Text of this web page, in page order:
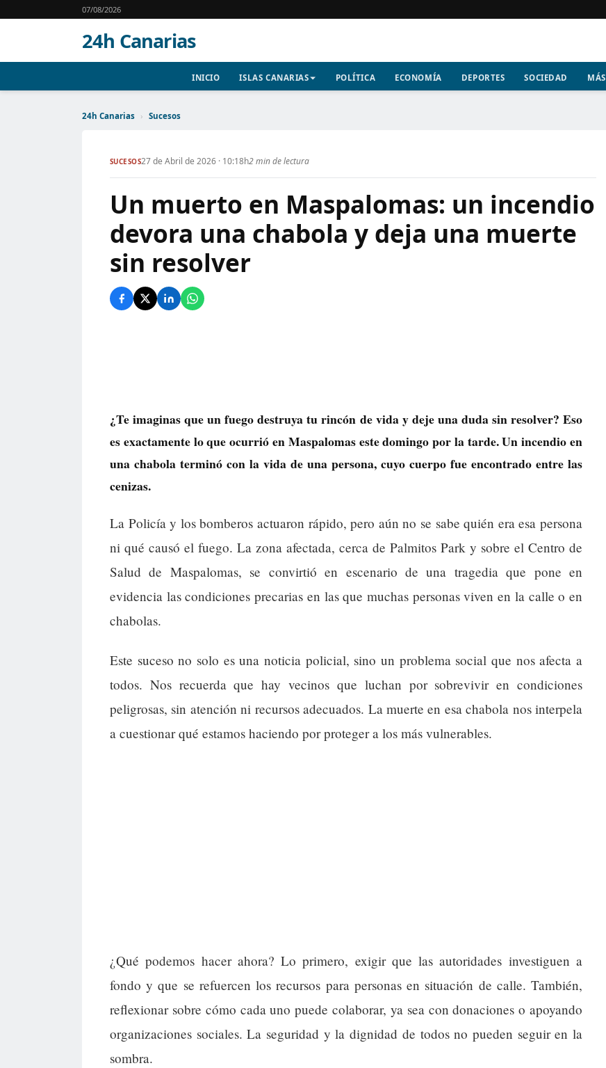
07/08/2026
24h Canarias
INICIO ISLAS CANARIAS POLÍTICA ECONOMÍA DEPORTES SOCIEDAD MÁS
24h Canarias › Sucesos
SUCESOS27 de Abril de 2026 · 10:18h2 min de lectura
Un muerto en Maspalomas: un incendio
devora una chabola y deja una muerte
sin resolver
¿Te imaginas que un fuego destruya tu rincón de vida y deje una duda sin resolver? Eso
es exactamente lo que ocurrió en Maspalomas este domingo por la tarde. Un incendio en
una chabola terminó con la vida de una persona, cuyo cuerpo fue encontrado entre las
cenizas.
La Policía y los bomberos actuaron rápido, pero aún no se sabe quién era esa persona
ni qué causó el fuego. La zona afectada, cerca de Palmitos Park y sobre el Centro de
Salud de Maspalomas, se convirtió en escenario de una tragedia que pone en
evidencia las condiciones precarias en las que muchas personas viven en la calle o en
chabolas.
Este suceso no solo es una noticia policial, sino un problema social que nos afecta a
todos. Nos recuerda que hay vecinos que luchan por sobrevivir en condiciones
peligrosas, sin atención ni recursos adecuados. La muerte en esa chabola nos interpela
a cuestionar qué estamos haciendo por proteger a los más vulnerables.
¿Qué podemos hacer ahora? Lo primero, exigir que las autoridades investiguen a
fondo y que se refuercen los recursos para personas en situación de calle. También,
reflexionar sobre cómo cada uno puede colaborar, ya sea con donaciones o apoyando
organizaciones sociales. La seguridad y la dignidad de todos no pueden seguir en la
sombra.